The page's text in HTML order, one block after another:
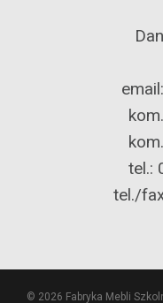
email:
tel.:
tel./
© 2026 Fabryka Mebli